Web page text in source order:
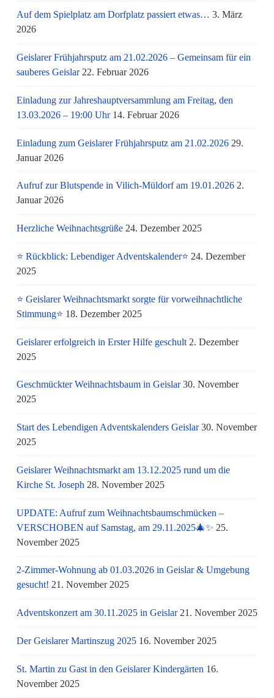
Auf dem Spielplatz am Dorfplatz passiert etwas… 3. März
2026
Geislarer Frühjahrsputz am 21.02.2026 – Gemeinsam für ein
sauberes Geislar 22. Februar 2026
Einladung zur Jahreshauptversammlung am Freitag, den
13.03.2026 – 19:00 Uhr 14. Februar 2026
Einladung zum Geislarer Frühjahrsputz am 21.02.2026 29.
Januar 2026
Aufruf zur Blutspende in Vilich-Müldorf am 19.01.2026 2.
Januar 2026
Herzliche Weihnachtsgrüße 24. Dezember 2025
⭐ Rückblick: Lebendiger Adventskalender⭐ 24. Dezember
2025
⭐ Geislarer Weihnachtsmarkt sorgte für vorweihnachtliche
Stimmung⭐ 18. Dezember 2025
Geislarer erfolgreich in Erster Hilfe geschult 2. Dezember
2025
Geschmückter Weihnachtsbaum in Geislar 30. November
2025
Start des Lebendigen Adventskalenders Geislar 30. November
2025
Geislarer Weihnachtsmarkt am 13.12.2025 rund um die
Kirche St. Joseph 28. November 2025
UPDATE: Aufruf zum Weihnachtsbaumschmücken –
VERSCHOBEN auf Samstag, am 29.11.2025🎄✨ 25.
November 2025
2-Zimmer-Wohnung ab 01.03.2026 in Geislar & Umgebung
gesucht! 21. November 2025
Adventskonzert am 30.11.2025 in Geislar 21. November 2025
Der Geislarer Martinszug 2025 16. November 2025
St. Martin zu Gast in den Geislarer Kindergärten 16.
November 2025